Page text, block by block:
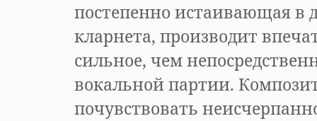
постепенно истаивающая в
кларнета, производит
сильное, чем
вокальной партии.
почувствовать